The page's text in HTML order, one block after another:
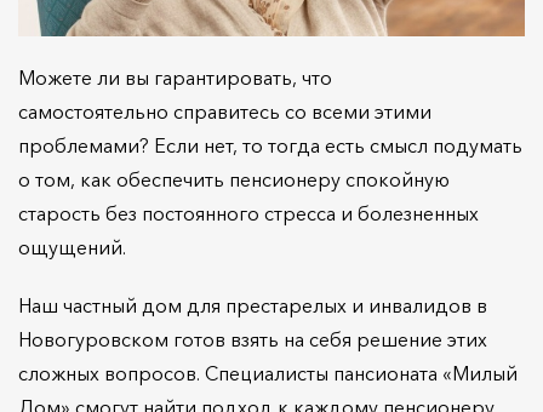
Можете ли вы гарантировать, что
самостоятельно справитесь со всеми этими
проблемами? Если нет, то тогда есть смысл подумать
о том, как обеспечить пенсионеру спокойную
старость без постоянного стресса и болезненных
ощущений.
Наш частный дом для престарелых и инвалидов в
Новогуровском готов взять на себя решение этих
сложных вопросов. Специалисты пансионата «Милый